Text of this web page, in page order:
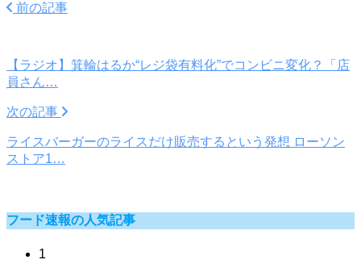
前の記事
【ラジオ】箕輪はるか“レジ袋有料化”でコンビニ変化？「店
員さん…
次の記事
ライスバーガーのライスだけ販売するという発想 ローソン
ストア1…
フード速報の人気記事
1